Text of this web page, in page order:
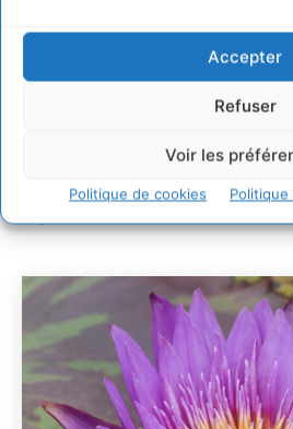
Accepter
Refuser
Voir les
Politique de cookies
développement des forêts
29 juillet 2026
L’éco-anxiété informe et
adaptées au changement